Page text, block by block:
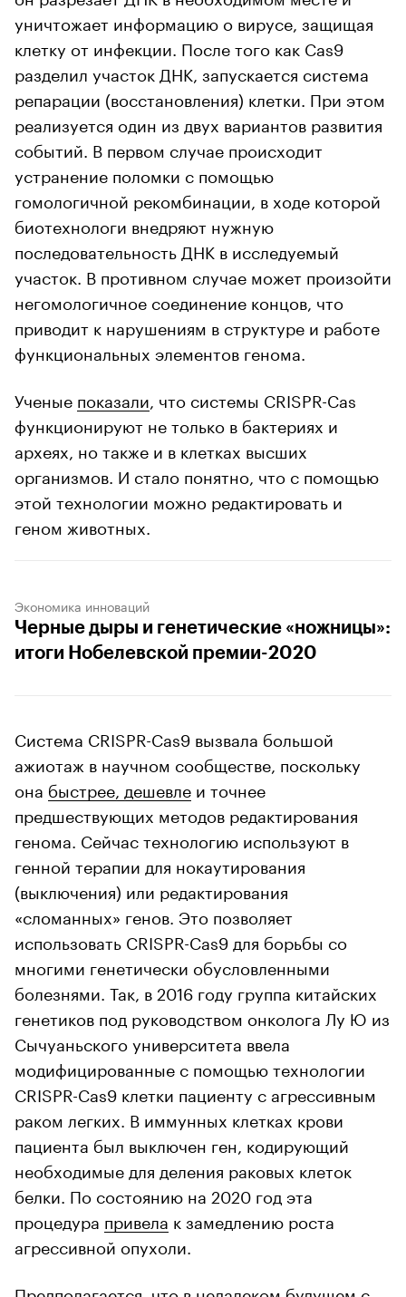
уничтожает информацию о вирусе, защищая
клетку от инфекции. После того как Cas9
разделил участок ДНК, запускается система
репарации (восстановления) клетки. При этом
реализуется один из двух вариантов развития
событий. В первом случае происходит
устранение поломки с помощью
гомологичной рекомбинации, в ходе которой
биотехнологи внедряют нужную
последовательность ДНК в исследуемый
участок. В противном случае может произойти
негомологичное соединение концов, что
приводит к нарушениям в структуре и работе
функциональных элементов генома.
Ученые показали , что системы CRISPR-Cas
функционируют не только в бактериях и
археях, но также и в клетках высших
организмов. И стало понятно, что с помощью
этой технологии можно редактировать и
геном животных.
Экономика инноваций
Черные дыры и генетические «ножницы»:
итоги Нобелевской премии-2020
Система CRISPR-Cas9 вызвала большой
ажиотаж в научном сообществе, поскольку
она быстрее, дешевле и точнее
предшествующих методов редактирования
генома. Сейчас технологию используют в
генной терапии для нокаутирования
(выключения) или редактирования
«сломанных» генов. Это позволяет
использовать CRISPR-Cas9 для борьбы со
многими генетически обусловленными
болезнями. Так, в 2016 году группа китайских
генетиков под руководством онколога Лу Ю из
Сычуаньского университета ввела
модифицированные с помощью технологии
CRISPR-Cas9 клетки пациенту с агрессивным
раком легких. В иммунных клетках крови
пациента был выключен ген, кодирующий
необходимые для деления раковых клеток
белки. По состоянию на 2020 год эта
процедура привела к замедлению роста
агрессивной опухоли.